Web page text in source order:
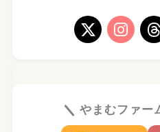
やまむファー